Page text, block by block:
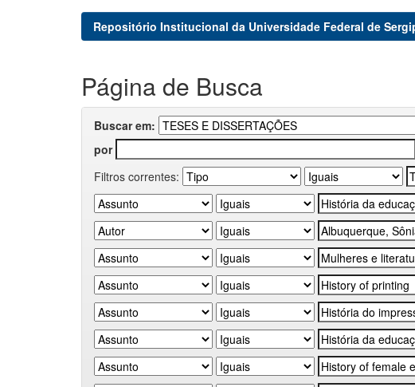
Repositório Institucional da Universidade Federal de
Página de Busca
Buscar em:
por
Filtros correntes: